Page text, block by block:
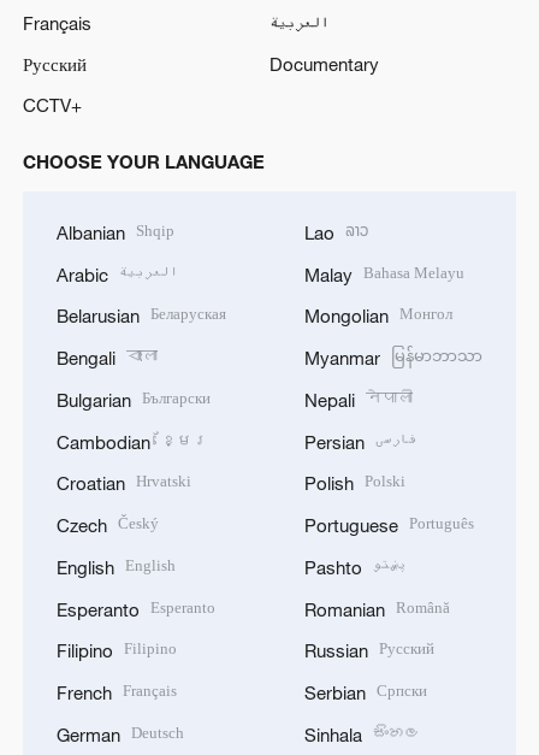
Français
العربية
Русский
Documentary
CCTV+
CHOOSE YOUR LANGUAGE
Albanian Shqip
Arabic العربية
Belarusian Беларуская
Bengali বাংলা
Bulgarian Български
Cambodian ខ្មែរ
Croatian Hrvatski
Czech Český
English English
Esperanto Esperanto
Filipino Filipino
French Français
German Deutsch
Lao ລາວ
Malay Bahasa Melayu
Mongolian Монгол
Myanmar မြန်မာဘာသာ
Nepali नेपाली
Persian فارسی
Polish Polski
Portuguese Português
Pashto پښتو
Romanian Română
Russian Русский
Serbian Српски
Sinhala සිංහල